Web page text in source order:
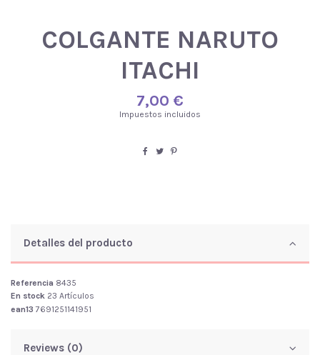
COLGANTE NARUTO
ITACHI
7,00 €
Impuestos incluidos
Detalles del producto
Referencia 8435
En stock 23 Artículos
ean13 7691251141951
Reviews (0)